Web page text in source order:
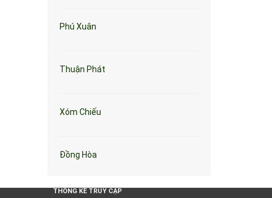
Phú Xuân
Thuận Phát
Xóm Chiếu
Đồng Hòa
THỐNG KÊ TRUY CẬP